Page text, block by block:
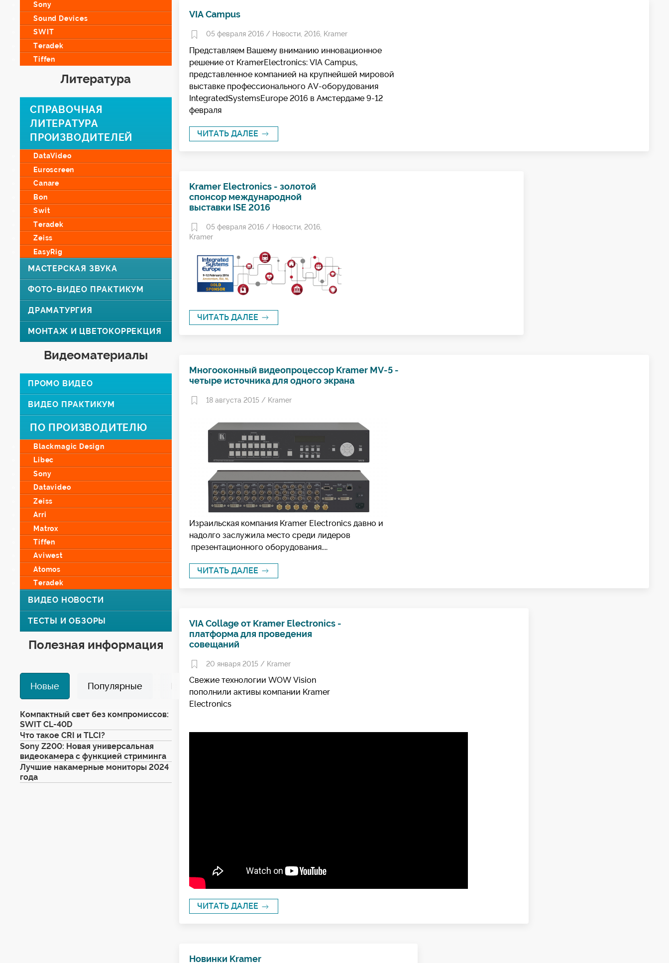
Sony
Sound Devices
SWIT
Teradek
Tiffen
Литература
СПРАВОЧНАЯ
ЛИТЕРАТУРА
ПРОИЗВОДИТЕЛЕЙ
DataVideo
Euroscreen
Canare
Bon
Swit
Teradek
Zeiss
EasyRig
МАСТЕРСКАЯ ЗВУКА
ФОТО-ВИДЕО ПРАКТИКУМ
ДРАМАТУРГИЯ
МОНТАЖ И ЦВЕТОКОРРЕКЦИЯ
Видеоматериалы
ПРОМО ВИДЕО
ВИДЕО ПРАКТИКУМ
ПО ПРОИЗВОДИТЕЛЮ
Blackmagic Design
Libec
Sony
Datavideo
Zeiss
Arri
Matrox
Tiffen
Aviwest
Atomos
Teradek
ВИДЕО НОВОСТИ
ТЕСТЫ И ОБЗОРЫ
Полезная информация
Новые Популярные Избранные
Компактный свет без компромиссов:
SWIT CL-40D
Что такое CRI и TLCI?
Sony Z200: Новая универсальная
видеокамера с функцией стриминга
Лучшие накамерные мониторы 2024
года
VIA Campus
05 февраля 2016 / Новости, 2016, Kramer
Представляем Вашему вниманию инновационное
решение от KramerElectronics: VIA Campus,
представленное компанией на крупнейшей мировой
выставке профессионального AV-оборудования
IntegratedSystemsEurope 2016 в Амстердаме 9-12
февраля
ЧИТАТЬ ДАЛЕЕ
Kramer Electronics - золотой
спонсор международной
выставки ISE 2016
05 февраля 2016 / Новости, 2016,
Kramer
ЧИТАТЬ ДАЛЕЕ
Многооконный видеопроцессор Kramer MV-5 -
четыре источника для одного экрана
18 августа 2015 / Kramer
Израильская компания Kramer Electronics давно и
надолго заслужила место среди лидеров
презентационного оборудования....
ЧИТАТЬ ДАЛЕЕ
VIA Collage от Kramer Electronics -
платформа для проведения
совещаний
20 января 2015 / Kramer
Свежие технологии WOW Vision
пополнили активы компании Kramer
Electronics
ЧИТАТЬ ДАЛЕЕ
Новинки Kramer